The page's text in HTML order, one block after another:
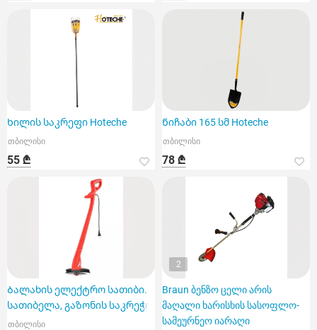
Ხილის საკრეფი Hoteche
თბილისი
55 ₾
Ნიჩაბი 165 სმ Hoteche
თბილისი
78 ₾
Ბალახის ელექტრო სათიბი.
სათიბელა, გაზონის საკრეჭი
თბილისი
2
Braun ბენზო ცელი არის
მაღალი ხარისხის სასოფლო-
სამეურნეო იარაღი